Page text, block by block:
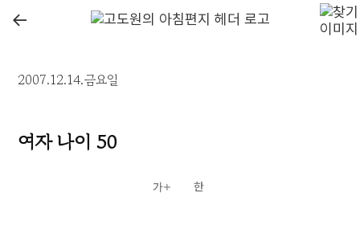
←
2007.12.14.금요일
여자 나이 50